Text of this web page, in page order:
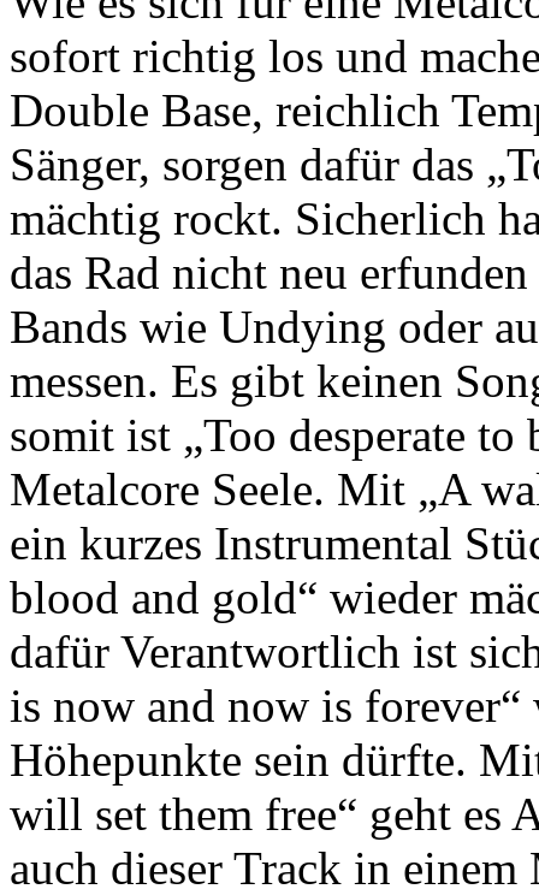
sofort richtig los und
Double Base, reichlich
Sänger, sorgen dafür das
mächtig rockt. Sicherlich
das Rad nicht neu
Bands wie Undying oder
messen. Es gibt keinen
somit ist „Too desperate
Metalcore Seele. Mit „A
ein kurzes Instrumental
blood and gold“ wieder
dafür Verantwortlich ist
is now and now is
Höhepunkte sein dürfte.
will set them free“ geht es
auch dieser Track in einem